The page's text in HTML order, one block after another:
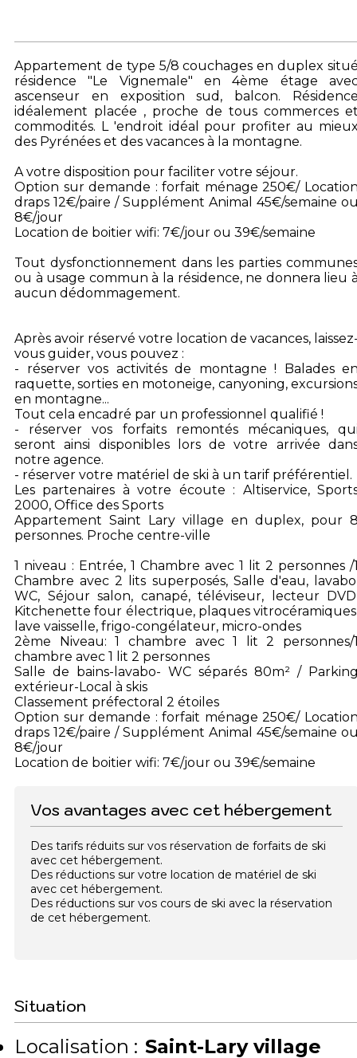
Appartement de type 5/8 couchages en duplex
résidence "Le Vignemale" en 4ème étage
ascenseur en exposition sud, balcon.
idéalement placée , proche de tous commerces
commodités. L 'endroit idéal pour profiter au
des Pyrénées et des vacances à la montagne.
A votre disposition pour faciliter votre séjour.
Option sur demande : forfait ménage 250€/
draps 12€/paire / Supplément Animal 45€/semaine
8€/jour
Location de boitier wifi: 7€/jour ou 39€/semaine
Tout dysfonctionnement dans les parties
ou à usage commun à la résidence, ne donnera lieu
aucun dédommagement.
Après avoir réservé votre location de vacances,
vous guider, vous pouvez :
- réserver vos activités de montagne ! Balades
raquette, sorties en motoneige, canyoning,
en montagne...
Tout cela encadré par un professionnel qualifié !
- réserver vos forfaits remontés mécaniques,
seront ainsi disponibles lors de votre arrivée
notre agence.
- réserver votre matériel de ski à un tarif préférentiel.
Les partenaires à votre écoute : Altiservice,
2000, Office des Sports
Appartement Saint Lary village en duplex, pour
personnes. Proche centre-ville
1 niveau : Entrée, 1 Chambre avec 1 lit 2 personnes /
Chambre avec 2 lits superposés, Salle d'eau,
WC, Séjour salon, canapé, téléviseur, lecteur
Kitchenette four électrique, plaques
lave vaisselle, frigo-congélateur, micro-ondes
2ème Niveau: 1 chambre avec 1 lit 2 personnes/
chambre avec 1 lit 2 personnes
Salle de bains-lavabo- WC séparés 80m² /
extérieur-Local à skis
Classement préfectoral 2 étoiles
Option sur demande : forfait ménage 250€/
draps 12€/paire / Supplément Animal 45€/semaine
8€/jour
Location de boitier wifi: 7€/jour ou 39€/semaine
Vos avantages avec cet hébergement
Des tarifs réduits sur vos réservation de forfaits de ski
avec cet hébergement.
Des réductions sur votre location de matériel de ski
avec cet hébergement.
Des réductions sur vos cours de ski avec la réservation
de cet hébergement.
Situation
Localisation : Saint-Lary village